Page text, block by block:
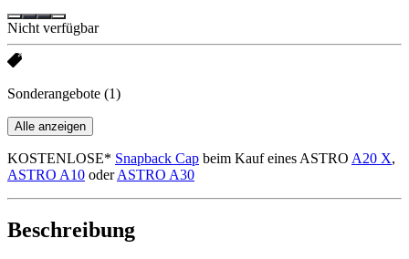
Nicht verfügbar
Sonderangebote (1)
Alle anzeigen
KOSTENLOSE* Snapback Cap beim Kauf eines ASTRO A20 X,
ASTRO A10 oderASTRO A30
Beschreibung